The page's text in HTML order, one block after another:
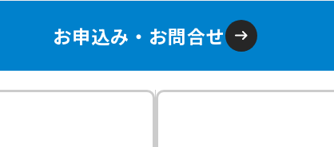
お申込み・お問合せ